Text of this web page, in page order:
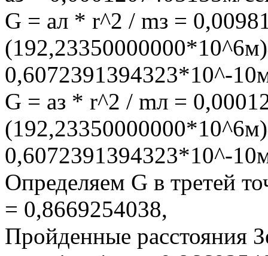
G = aл * r^2 / mз =
0,6072391394323*10^-
G = aз * r^2 / mл =
0,6072391394323*10^-
Определяем G в третей
= 0,8669254038,
Пройденные расстояния